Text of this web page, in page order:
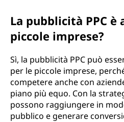
La pubblicità PPC è
piccole imprese?
Sì, la pubblicità PPC può
per le piccole imprese,
competere anche con
piano più equo. Con la
possono raggiungere in
pubblico e generare